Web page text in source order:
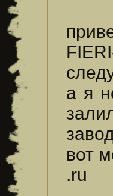
а я
вот
.ru